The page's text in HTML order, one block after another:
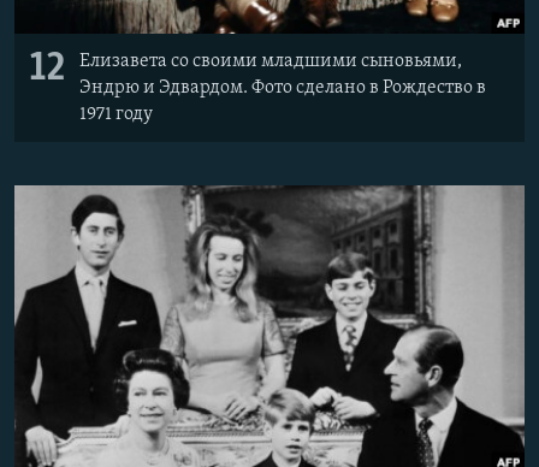
12
Елизавета со своими младшими сыновьями,
Эндрю и Эдвардом. Фото сделано в Рождество в
1971 году